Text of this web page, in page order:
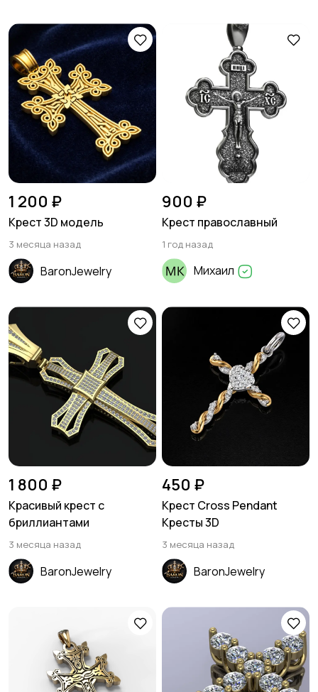
1 200 ₽
Крест 3D модель
3 месяца назад
BaronJewelry
900 ₽
Крест православный
1 год назад
Михаил
1 800 ₽
Красивый крест с
бриллиантами
3 месяца назад
BaronJewelry
450 ₽
Крест Cross Pendant
Кресты 3D
3 месяца назад
BaronJewelry